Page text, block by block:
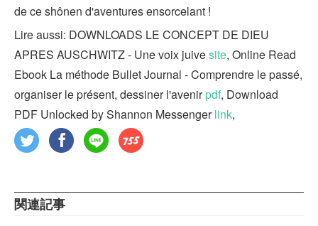
de ce shônen d'aventures ensorcelant !
Lire aussi: DOWNLOADS LE CONCEPT DE DIEU
APRES AUSCHWITZ - Une voix juivesite, Online Read
Ebook La méthode Bullet Journal - Comprendre le passé,
organiser le présent, dessiner l'avenirpdf, Download
PDF Unlocked by Shannon Messengerlink,
関連記事